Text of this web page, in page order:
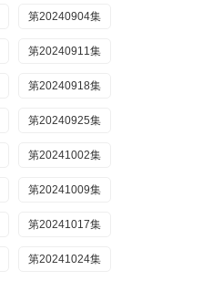
第20240904集
第20240911集
第20240918集
第20240925集
第20241002集
第20241009集
第20241017集
第20241024集